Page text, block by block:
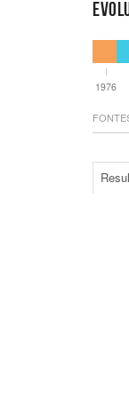
1976